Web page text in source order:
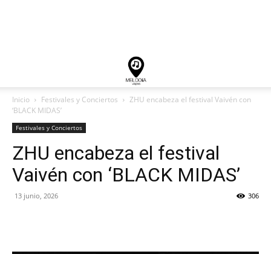
Inicio Festivales y Conciertos
ZHU encabeza el festival Vaivén con
‘BLACK MIDAS’
Festivales y Conciertos
ZHU encabeza el festival
Vaivén con ‘BLACK MIDAS’
13 junio, 2026 306